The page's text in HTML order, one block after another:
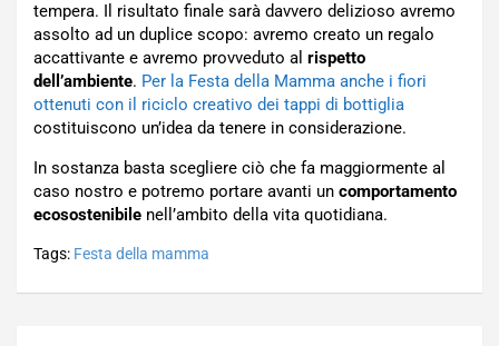
tempera. Il risultato finale sarà davvero delizioso avremo
assolto ad un duplice scopo: avremo creato un regalo
accattivante e avremo provveduto al rispetto
dell’ambiente. Per la Festa della Mamma anche i fiori
ottenuti con il riciclo creativo dei tappi di bottiglia
costituiscono un’idea da tenere in considerazione.
In sostanza basta scegliere ciò che fa maggiormente al
caso nostro e potremo portare avanti un comportamento
ecosostenibile nell’ambito della vita quotidiana.
Tags: Festa della mamma